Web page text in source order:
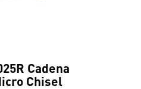
Cadena
Chisel